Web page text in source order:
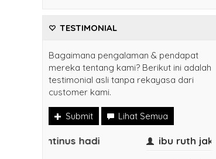
TESTIMONIAL
Bagaimana pengalaman & pendapat
mereka tentang kami? Berikut ini adalah
testimonial asli tanpa rekayasa dari
customer kami.
Submit Lihat Semua
Bapak Evantinus hadi